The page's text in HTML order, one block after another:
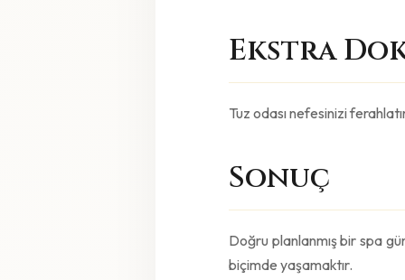
Ekstra
Tuz odası nefesinizi
Sonuç
Doğru planlanmış bir spa
biçimde yaşamaktır.